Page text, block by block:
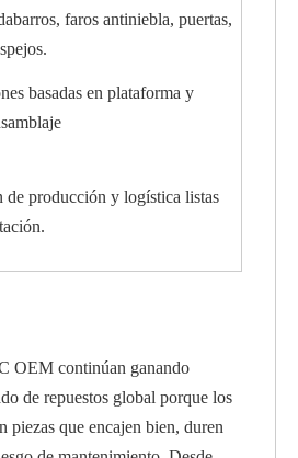
faros antiniebla, puertas,
basadas en plataforma y
de producción y logística listas
OEM continúan ganando
de repuestos global porque los
piezas que encajen bien, duren